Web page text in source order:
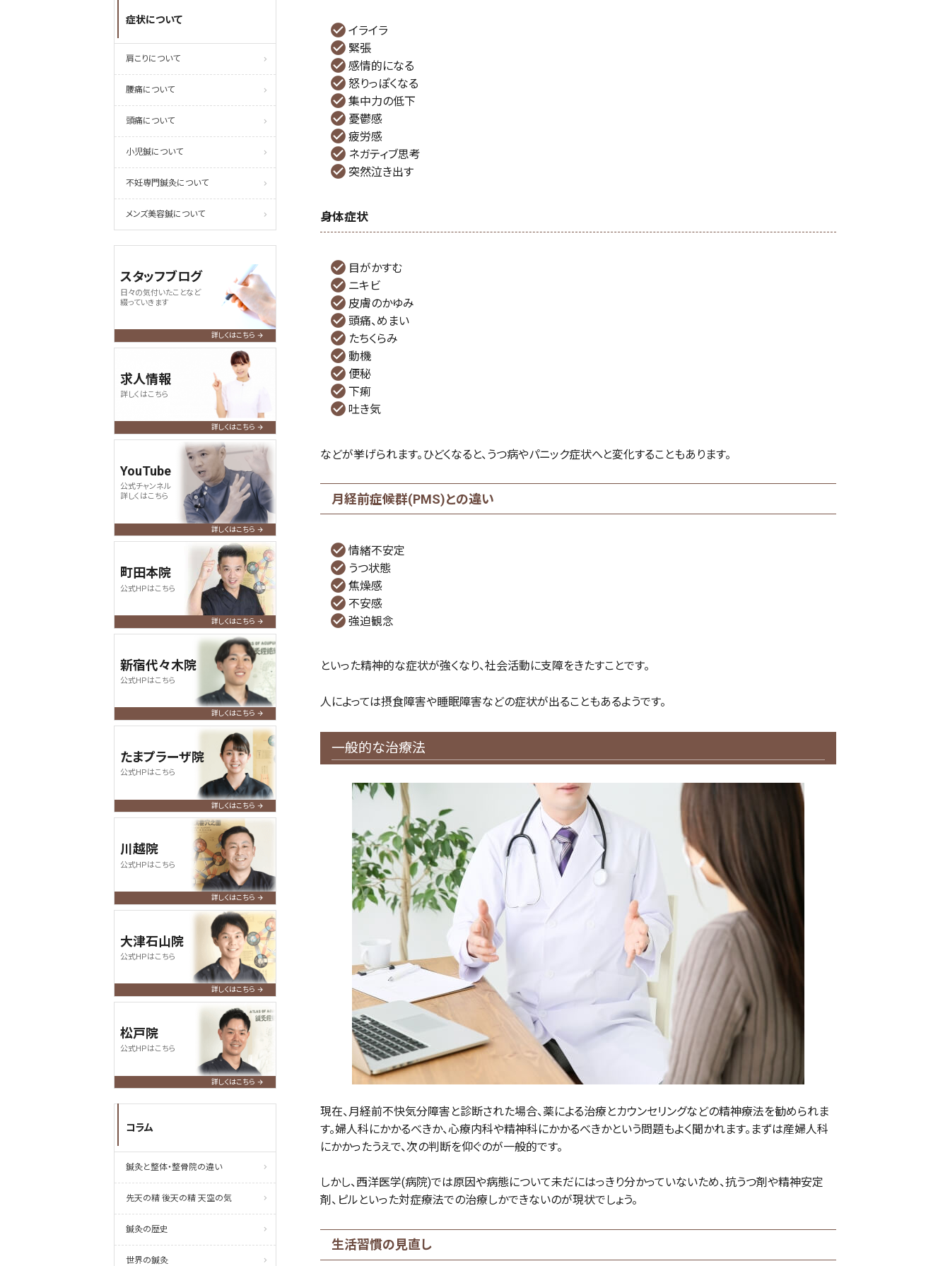
イライラ
緊張
感情的になる
怒りっぽくなる
集中力の低下
憂鬱感
疲労感
ネガティブ思考
突然泣き出す
身体症状
目がかすむ
ニキビ
皮膚のかゆみ
頭痛、めまい
たちくらみ
動機
便秘
下痢
吐き気
などが挙げられます。ひどくなると、うつ病やパニック症状へと変化することもあります。
月経前症候群(PMS)との違い
情緒不安定
うつ状態
焦燥感
不安感
強迫観念
といった精神的な症状が強くなり、社会活動に支障をきたすことです。
人によっては摂食障害や睡眠障害などの症状が出ることもあるようです。
一般的な治療法
現在、月経前不快気分障害と診断された場合、薬による治療とカウンセリングなどの精神療法を勧められま
す。婦人科にかかるべきか、心療内科や精神科にかかるべきかという問題もよく聞かれます。まずは産婦人科
にかかったうえで、次の判断を仰ぐのが一般的です。
しかし、西洋医学(病院)では原因や病態について未だにはっきり分かっていないため、抗うつ剤や精神安定
剤、ピルといった対症療法での治療しかできないのが現状でしょう。
生活習慣の見直し
症状について
肩こりについて
腰痛について
頭痛について
小児鍼について
不妊専門鍼灸について
メンズ美容鍼について
スタッフブログ
日々の気付いたことなど
綴っていきます
詳しくはこちら
求人情報
詳しくはこちら
詳しくはこちら
YouTube
公式チャンネル
詳しくはこちら
詳しくはこちら
町田本院
公式HPはこちら
詳しくはこちら
新宿代々木院
公式HPはこちら
詳しくはこちら
たまプラーザ院
公式HPはこちら
詳しくはこちら
川越院
公式HPはこちら
詳しくはこちら
大津石山院
公式HPはこちら
詳しくはこちら
松戸院
公式HPはこちら
詳しくはこちら
コラム
鍼灸と整体・整骨院の違い
先天の精 後天の精 天空の気
鍼灸の歴史
世界の鍼灸